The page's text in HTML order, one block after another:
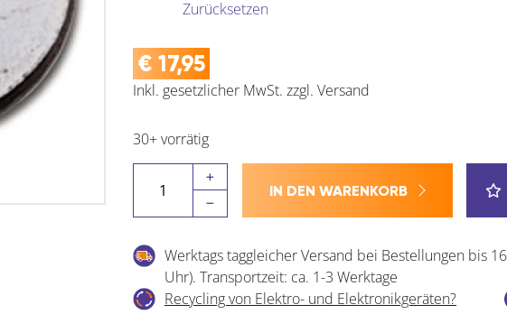
Zurücksetzen
€ 17,95
Inkl. gesetzlicher MwSt. zzgl. Versand
30+ vorrätig
7093
200HV
verzinkt-
IN DEN WARENKORB
Werktags taggleicher Versand bei Bestellungen bis
Uhr). Transportzeit: ca. 1-3 Werktage
Recycling von Elektro- und Elektronikgeräten?